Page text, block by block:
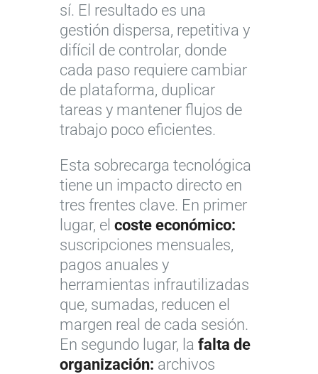
sí. El resultado es una
gestión dispersa, repetitiva y
difícil de controlar, donde
cada paso requiere cambiar
de plataforma, duplicar
tareas y mantener flujos de
trabajo poco eficientes.
Esta sobrecarga tecnológica
tiene un impacto directo en
tres frentes clave. En primer
lugar, el coste económico:
suscripciones mensuales,
pagos anuales y
herramientas infrautilizadas
que, sumadas, reducen el
margen real de cada sesión.
En segundo lugar, la falta de
organización: archivos